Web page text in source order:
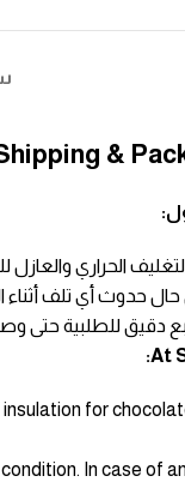
الحراري
حال حدوث أي تلف
للطلبية حتى
At
for
In case of